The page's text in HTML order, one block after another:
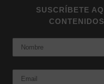
SUSCRÍBETE